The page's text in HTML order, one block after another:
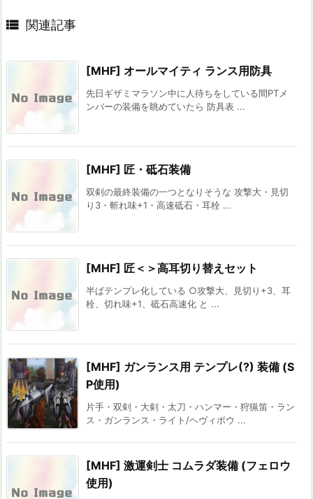
 関連記事
[MHF] オールマイティ ランス用防具
先日ギザミマラソン中に人待ちをしている間PTメ
ンバーの装備を眺めていたら 防具表 ...
[MHF] 匠・砥石装備
双剣の最終装備の一つとなりそうな 攻撃大・見切
り3・斬れ味+1・高速砥石・耳栓 ...
[MHF] 匠＜＞高耳切り替えセット
半ばテンプレ化している ○攻撃大、見切り+3、耳
栓、切れ味+1、砥石高速化 と ...
[MHF] ガンランス用 テンプレ(?) 装備 (S
P使用)
片手・双剣・大剣・太刀・ハンマー・狩猟笛・ラン
ス・ガンランス・ライト/ヘヴィボウ ...
[MHF] 激運剣士 コムラダ装備 (フェロウ
使用)